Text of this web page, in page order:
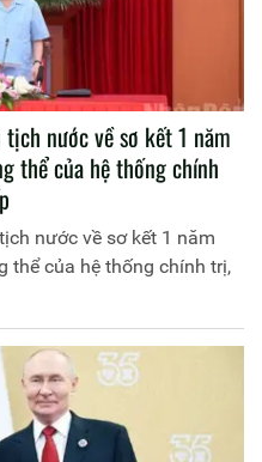
nước về sơ kết 1 năm
thể của hệ thống chính
nước về sơ kết 1 năm
thể của hệ thống chính trị,